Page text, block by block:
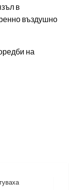
в
въздушно
на